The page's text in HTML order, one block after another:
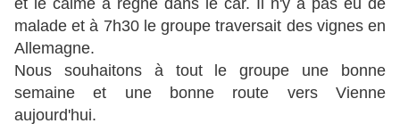
et le calme a régné dans le car. Il n'y a pas eu de
malade et à 7h30 le groupe traversait des vignes en
Allemagne.
Nous souhaitons à tout le groupe une bonne
semaine et une bonne route vers Vienne
aujourd'hui.